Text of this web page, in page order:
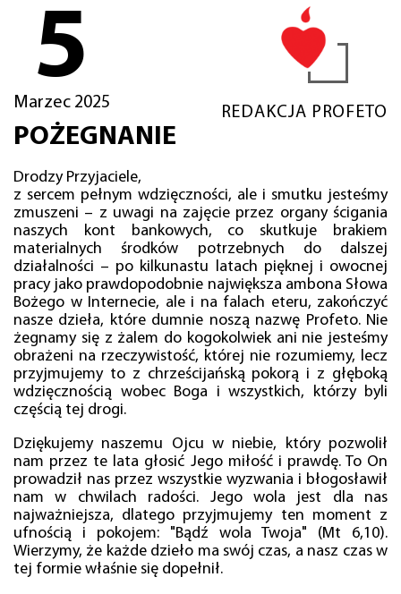
5
Marzec 2025
REDAKCJA PROFETO
POŻEGNANIE
Drodzy Przyjaciele,
z sercem pełnym wdzięczności, ale i smutku jesteśmy
zmuszeni – z uwagi na zajęcie przez organy ścigania
naszych kont bankowych, co skutkuje brakiem
materialnych środków potrzebnych do dalszej
działalności – po kilkunastu latach pięknej i owocnej
pracy jako prawdopodobnie największa ambona Słowa
Bożego w Internecie, ale i na falach eteru, zakończyć
nasze dzieła, które dumnie noszą nazwę Profeto. Nie
żegnamy się z żalem do kogokolwiek ani nie jesteśmy
obrażeni na rzeczywistość, której nie rozumiemy, lecz
przyjmujemy to z chrześcijańską pokorą i z głęboką
wdzięcznością wobec Boga i wszystkich, którzy byli
częścią tej drogi.
Dziękujemy naszemu Ojcu w niebie, który pozwolił
nam przez te lata głosić Jego miłość i prawdę. To On
prowadził nas przez wszystkie wyzwania i błogosławił
nam w chwilach radości. Jego wola jest dla nas
najważniejsza, dlatego przyjmujemy ten moment z
ufnością i pokojem: "Bądź wola Twoja" (Mt 6,10).
Wierzymy, że każde dzieło ma swój czas, a nasz czas w
tej formie właśnie się dopełnił.